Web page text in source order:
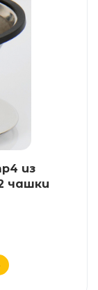
из
чашки